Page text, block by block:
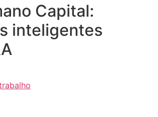
Capital:
inteligentes